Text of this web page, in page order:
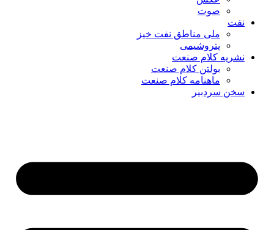
صوت
نفت
ملی مناطق نفت خیز
پتروشیمی
نشریه کلام صنعت
بولتن کلام صنعت
ماهنامه کلام صنعت
سخن سردبیر